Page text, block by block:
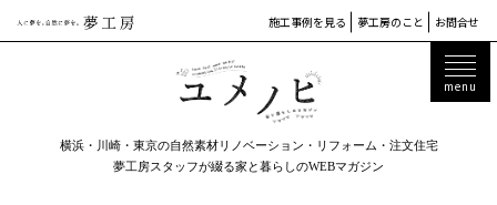
施工事例を見る 夢工房のこと お問合せ
横浜・川崎・東京の自然素材リノベーション・リフォーム・注文住宅
夢工房スタッフが綴る家と暮らしのWEBマガジン